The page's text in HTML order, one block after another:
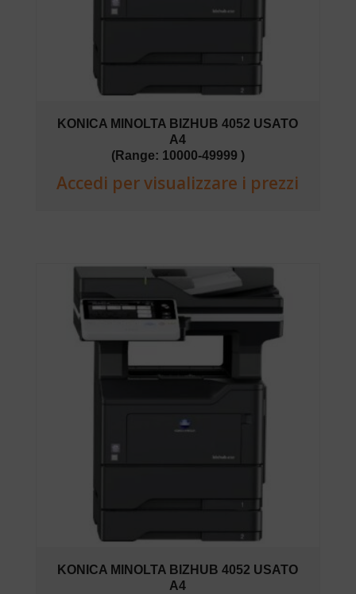
KONICA MINOLTA BIZHUB 4052 USATO
A4
(Range: 10000-49999 )
Accedi per visualizzare i prezzi
KONICA MINOLTA BIZHUB 4052 USATO
A4